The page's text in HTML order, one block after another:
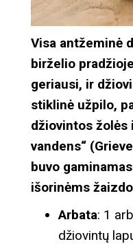
Visa antžeminė
birželio
geriausi, ir
stiklinė užpilo,
džiovintos žolės
vandens“
buvo
išorinėms
Arbata: 1
džiovintų